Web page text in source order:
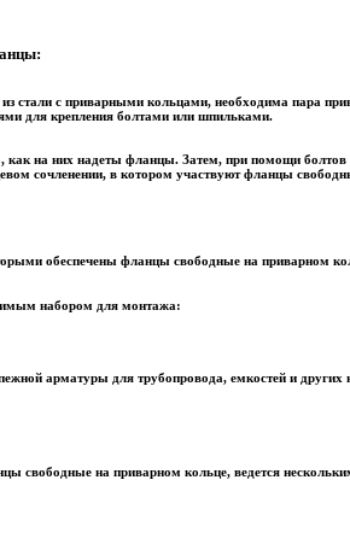
стали с приварными кольцами, необходима пара
для крепления болтами или шпильками.
как на них надеты фланцы. Затем, при помощи
сочленении, в котором участвуют фланцы
обеспечены фланцы свободные на приварном
набором для монтажа:
арматуры для трубопровода, емкостей и
свободные на приварном кольце, ведется